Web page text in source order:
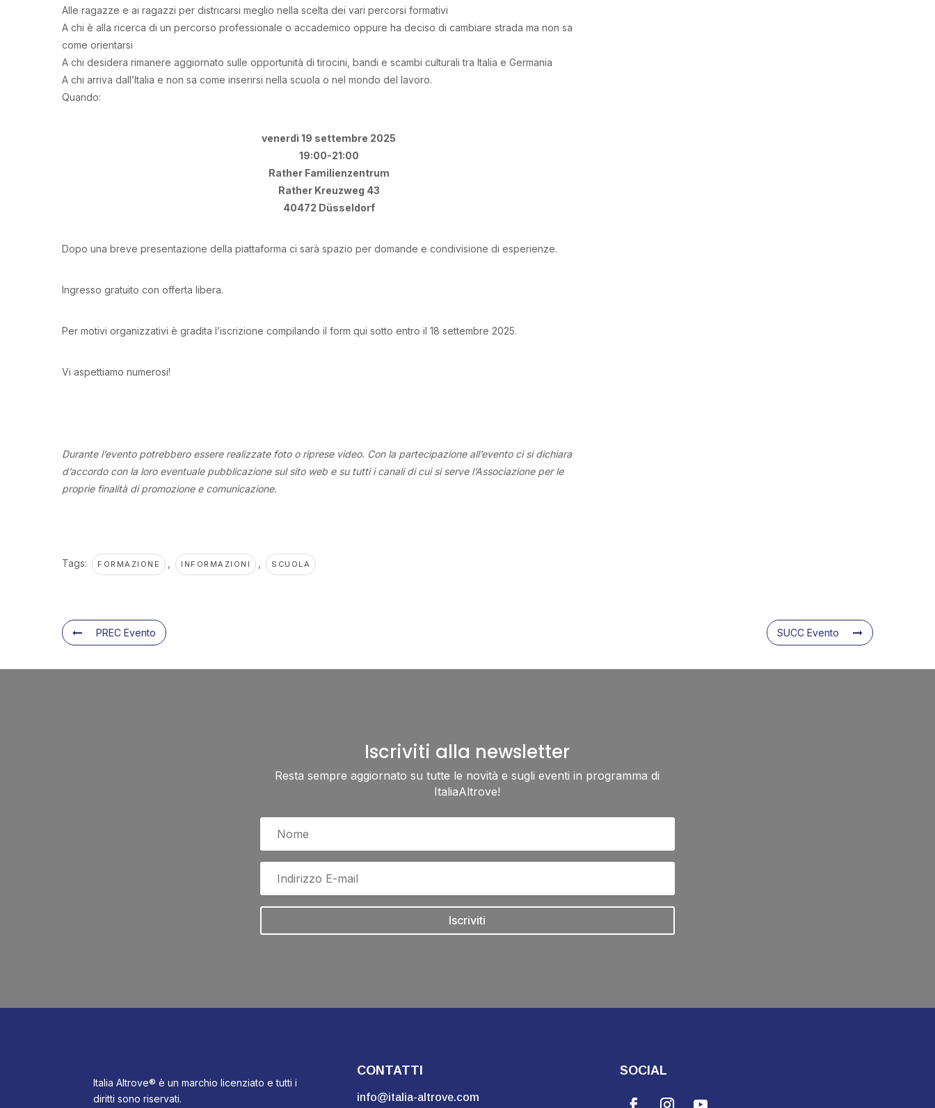
Alle ragazze e ai ragazzi per districarsi meglio nella scelta dei vari percorsi formativi
A chi è alla ricerca di un percorso professionale o accademico oppure ha deciso di cambiare strada ma non sa
come orientarsi
A chi desidera rimanere aggiornato sulle opportunità di tirocini, bandi e scambi culturali tra Italia e Germania
A chi arriva dall’Italia e non sa come inserirsi nella scuola o nel mondo del lavoro.
Quando:
venerdì 19 settembre 2025
19:00-21:00
Rather Familienzentrum
Rather Kreuzweg 43
40472 Düsseldorf
Dopo una breve presentazione della piattaforma ci sarà spazio per domande e condivisione di esperienze.
Ingresso gratuito con offerta libera.
Per motivi organizzativi è gradita l’iscrizione compilando il form qui sotto entro il 18 settembre 2025.
Vi aspettiamo numerosi!
Durante l’evento potrebbero essere realizzate foto o riprese video. Con la partecipazione all’evento ci si dichiara
d’accordo con la loro eventuale pubblicazione sul sito web e su tutti i canali di cui si serve l’Associazione per le
proprie finalità di promozione e comunicazione.
Tags: FORMAZIONE INFORMAZIONI SCUOLA
PREC Evento SUCC Evento
Iscriviti alla newsletter
Resta sempre aggiornato su tutte le novità e sugli eventi in programma di
ItaliaAltrove!
Iscriviti
Italia Altrove® è un marchio licenziato e tutti i
diritti sono riservati.
CONTATTI
info@italia-altrove.com
SOCIAL